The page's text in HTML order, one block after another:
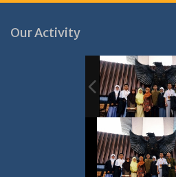
Our Activity